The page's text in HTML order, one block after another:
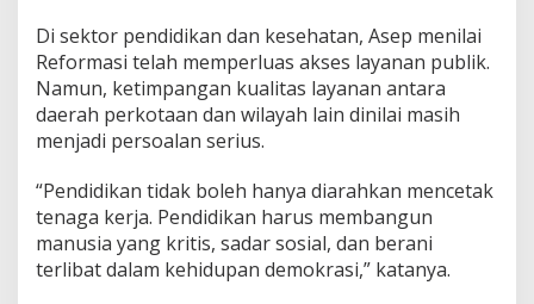
Di sektor pendidikan dan kesehatan, Asep menilai
Reformasi telah memperluas akses layanan publik.
Namun, ketimpangan kualitas layanan antara
daerah perkotaan dan wilayah lain dinilai masih
menjadi persoalan serius.
“Pendidikan tidak boleh hanya diarahkan mencetak
tenaga kerja. Pendidikan harus membangun
manusia yang kritis, sadar sosial, dan berani
terlibat dalam kehidupan demokrasi,” katanya.